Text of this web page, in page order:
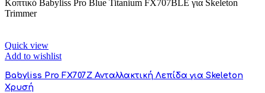
Κοπτικό Babyliss Pro Blue Titanium FX707BLE για Skeleton
Trimmer
Quick view
Add to wishlist
Babyliss Pro FX707Ζ Ανταλλακτική Λεπίδα για Skeleton
Χρυσή